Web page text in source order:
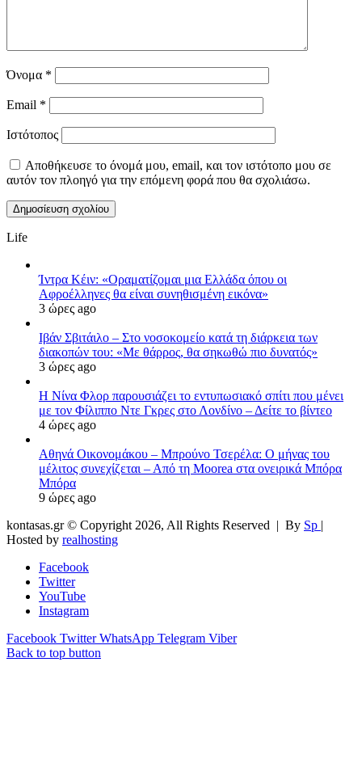
Όνομα *
Email *
Ιστότοπος
Αποθήκευσε το όνομά μου, email, και τον ιστότοπο μου σε
αυτόν τον πλοηγό για την επόμενη φορά που θα σχολιάσω.
Life
Ίντρα Κέιν: «Οραματίζομαι μια Ελλάδα όπου οι
Αφροέλληνες θα είναι συνηθισμένη εικόνα»
3 ώρες ago
Ιβάν Σβιτάιλο – Στο νοσοκομείο κατά τη διάρκεια των
διακοπών του: «Με θάρρος, θα σηκωθώ πιο δυνατός»
3 ώρες ago
Η Νίνα Φλορ παρουσιάζει το εντυπωσιακό σπίτι που μένει
με τον Φίλιππο Ντε Γκρες στο Λονδίνο – Δείτε το βίντεο
4 ώρες ago
Αθηνά Οικονομάκου – Μπρούνο Τσερέλα: Ο μήνας του
μέλιτος συνεχίζεται – Από τη Moorea στα ονειρικά Μπόρα
Μπόρα
9 ώρες ago
kontasas.gr © Copyright 2026, All Rights Reserved | By Sp |
Hosted by realhosting
Facebook
Twitter
YouTube
Instagram
Facebook Twitter WhatsApp Telegram Viber
Back to top button